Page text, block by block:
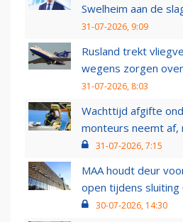
Swelheim aan de
31-07-2026, 9:09
Rusland trekt
wegens zorgen
31-07-2026, 8:03
Wachttijd afgifte
monteurs neemt
31-07-2026, 7:15
MAA houdt deur
open tijdens
30-07-2026, 14:30